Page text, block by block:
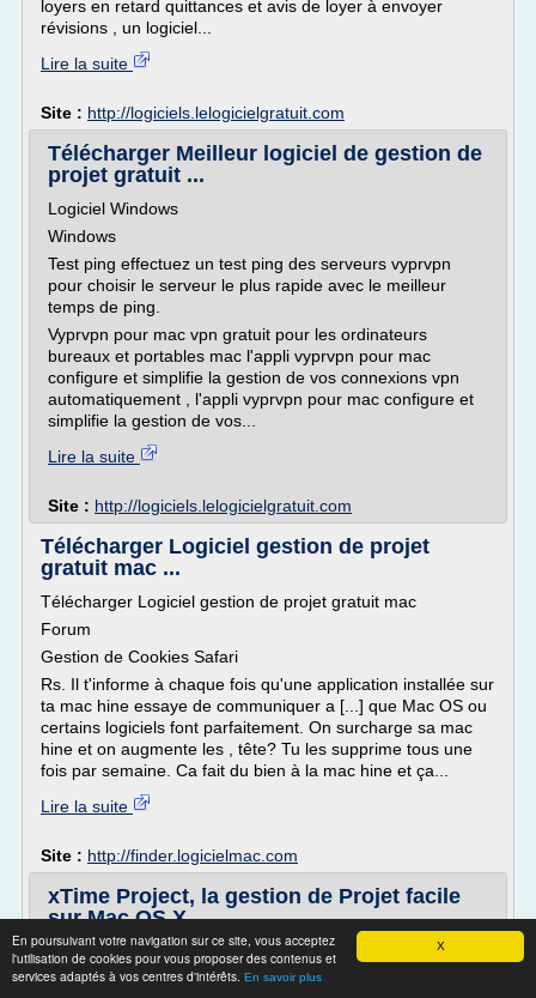
X
En poursuivant votre navigation sur ce site, vous acceptez
l'utilisation de cookies pour vous proposer des contenus et
services adaptés à vos centres d'intérêts. En savoir plus
loyers en retard quittances et avis de loyer à envoyer
révisions , un logiciel...
Lire la suite
Site : http://logiciels.lelogicielgratuit.com
Télécharger Meilleur logiciel de gestion de
projet gratuit ...
Logiciel Windows
Windows
Test ping effectuez un test ping des serveurs vyprvpn
pour choisir le serveur le plus rapide avec le meilleur
temps de ping.
Vyprvpn pour mac vpn gratuit pour les ordinateurs
bureaux et portables mac l'appli vyprvpn pour mac
configure et simplifie la gestion de vos connexions vpn
automatiquement , l'appli vyprvpn pour mac configure et
simplifie la gestion de vos...
Lire la suite
Site : http://logiciels.lelogicielgratuit.com
Télécharger Logiciel gestion de projet
gratuit mac ...
Télécharger Logiciel gestion de projet gratuit mac
Forum
Gestion de Cookies Safari
Rs. Il t'informe à chaque fois qu'une application installée sur
ta mac hine essaye de communiquer a [...] que Mac OS ou
certains logiciels font parfaitement. On surcharge sa mac
hine et on augmente les , tête? Tu les supprime tous une
fois par semaine. Ca fait du bien à la mac hine et ça...
Lire la suite
Site : http://finder.logicielmac.com
xTime Project, la gestion de Projet facile
sur Mac OS X
MG : Pouvez-vous nous parler un peu de votre société et
de vos différents produits ?